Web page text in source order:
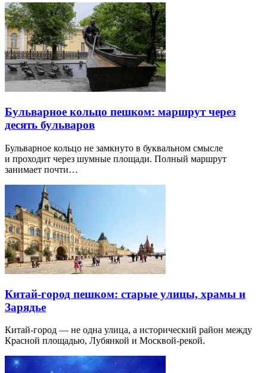
Бульварное кольцо пешком: маршрут через
десять бульваров
Бульварное кольцо не замкнуто в буквальном смысле
и проходит через шумные площади. Полный маршрут
занимает почти…
Китай-город пешком: старые улицы, храмы и
Зарядье
Китай-город — не одна улица, а исторический район между
Красной площадью, Лубянкой и Москвой-рекой.